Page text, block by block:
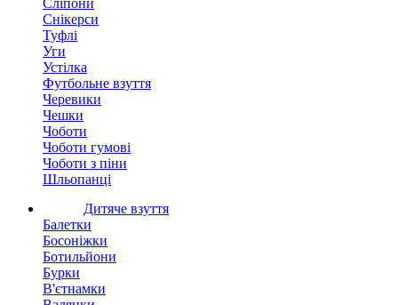
Сліпони
Снікерси
Туфлі
Уги
Устілка
Футбольне взуття
Черевики
Чешки
Чоботи
Чоботи гумові
Чоботи з піни
Шльопанці
Дитяче взуття
Балетки
Босоніжки
Ботильйони
Бурки
В'єтнамки